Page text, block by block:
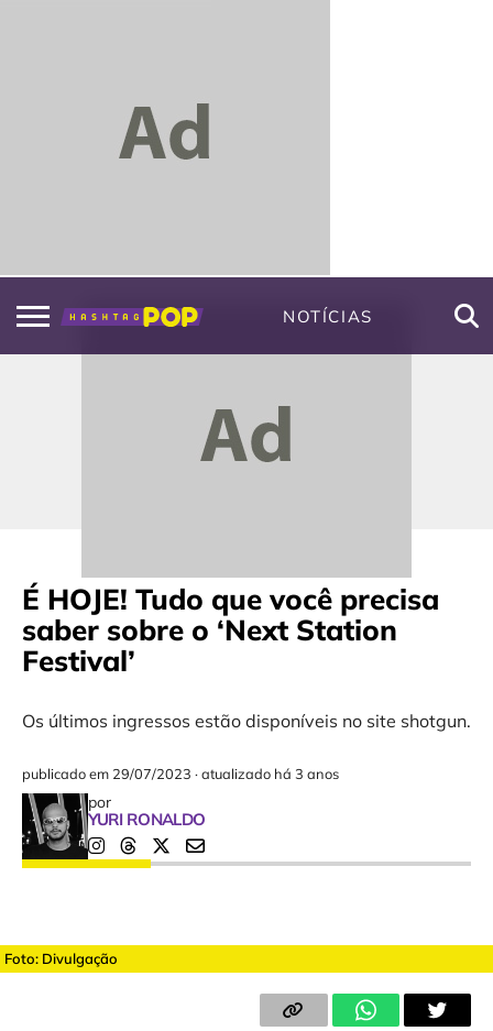
NOTÍCIAS
É HOJE! Tudo que você precisa
saber sobre o ‘Next Station
Festival’
Os últimos ingressos estão disponíveis no site shotgun.
publicado em 29/07/2023 ·atualizado há 3 anos
por
YURI RONALDO
Foto: Divulgação